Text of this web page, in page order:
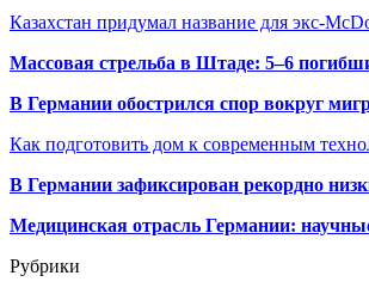
Казахстан придумал название для экс-
Массовая стрельба в Штаде: 5–6
В Германии обострился спор вокруг
Как подготовить дом к современным
В Германии зафиксирован рекордно
Медицинская отрасль Германии:
Рубрики